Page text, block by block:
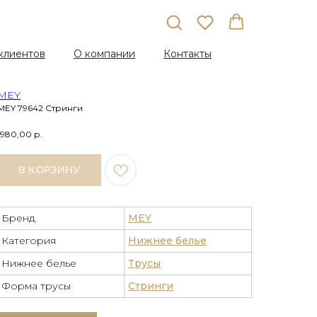
О компании Контакты
79642 Стринги
р.
В КОРЗИНУ
Бренд
MEY
Категория
Нижнее белье
Нижнее белье
Трусы
Форма трусы
Стринги